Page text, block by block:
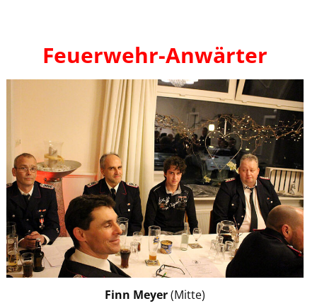
Feuerwehr-Anwärter
Finn Meyer(Mitte)